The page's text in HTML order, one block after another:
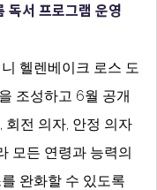
독서 프로그램 운영
헬렌베이크 로스 도
조성하고 6월 공개
회전 의자, 안정 의자
모든 연령과 능력의
완화할 수 있도록